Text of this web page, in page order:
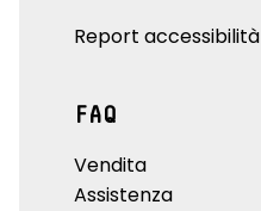
Report accessibilità
FAQ
Vendita
Assistenza